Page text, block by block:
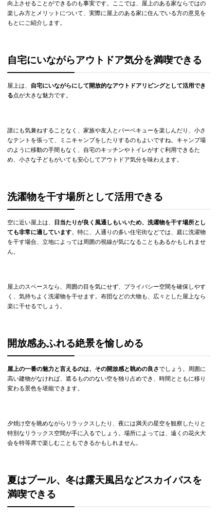
向上させることができるのも事実です。ここでは、屋上のある家ならではの
楽しみ方とメリットについて、実際に屋上のある家に住んでいる方の意見を
もとにご紹介します。
自宅にいながらアウトドア気分を満喫できる
屋上は、 自宅にいながらにして開放的なアウトドアリビングとして活用でき
る 点が大きな魅力です。
誰にも気兼ねすることなく、家族や友人とバーベキューを楽しんだり、小さ
なテントを張って、ミニキャンプをしたりするのもよいですね。キャンプ場
のように移動の手間もなく、自宅のキッチンやトイレがすぐ利用できるた
め、小さな子どもがいても安心してアウトドア気分を味わえます。
洗濯物を干す場所として活用できる
空に近い屋上は、
日当たりが良く風通しもいいため、洗濯物を干す場所とし
ても非常に適しています。特に、人通りの多い住宅街などでは、庭に洗濯物
を干す場合、立地によっては周囲の視線が気になることもあるかもしれませ
ん。
屋上のスペースなら、周囲の目を気にせず、プライバシー空間を確保しやす
く、気持ちよく洗濯物を干せます。布団などの大物も、広々とした屋上なら
楽に干せるでしょう。
開放感あふれる絶景を愉しめる
屋上の一番の魅力と言えるのは、その開放感と眺めの良さでしょう。周囲に
高い建物がなければ、遮るもののない空を独り占めでき、時間とともに移り
変わる景色を堪能できます。
夕焼け空を眺めながらリラックスしたり、夜には満天の星空を観察したりと
特別なリラックス空間が手に入るでしょう。場所によっては、遠くの花火大
会を特等席で楽しむこともできるかもしれません。
夏はプール、冬は露天風呂などスカイバスを
満喫できる